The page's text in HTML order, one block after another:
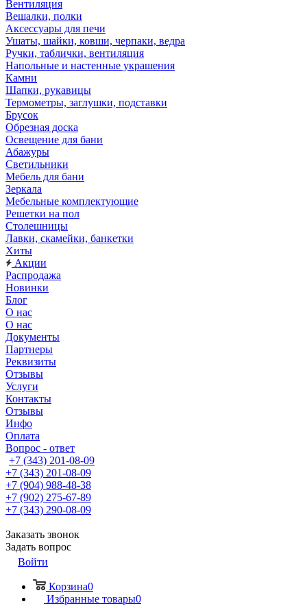
Вентиляция
Вешалки, полки
Аксессуары для печи
Ушаты, шайки, ковши, черпаки, ведра
Ручки, таблички, вентиляция
Напольные и настенные украшения
Камни
Шапки, рукавицы
Термометры, заглушки, подставки
Брусок
Обрезная доска
Освещение для бани
Абажуры
Светильники
Мебель для бани
Зеркала
Мебельные комплектующие
Решетки на пол
Столешницы
Лавки, скамейки, банкетки
Хиты
Акции
Распродажа
Новинки
Блог
О нас
О нас
Документы
Партнеры
Реквизиты
Отзывы
Услуги
Контакты
Отзывы
Инфо
Оплата
Вопрос - ответ
+7 (343) 201-08-09
+7 (343) 201-08-09
+7 (904) 988-48-38
+7 (902) 275-67-89
+7 (343) 290-08-09
Заказать звонок
Задать вопрос
Войти
Корзина0
Избранные товары0